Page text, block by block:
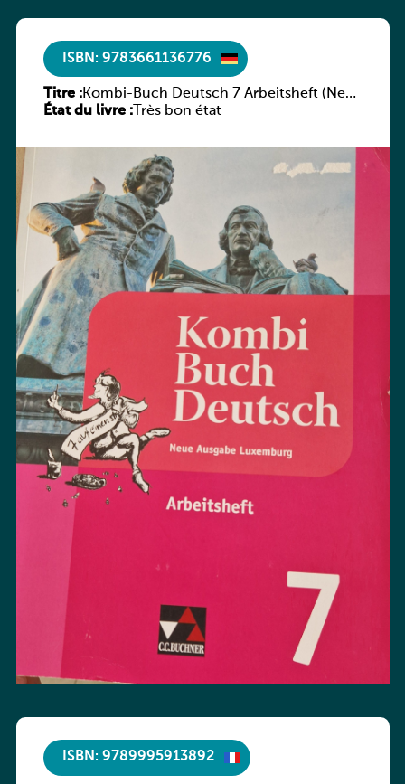
ISBN: 9783661136776
Titre :Kombi-Buch Deutsch 7 Arbeitsheft (Neue
Ausgabe Luxemburg)
État du livre :Très bon état
ISBN: 9789995913892